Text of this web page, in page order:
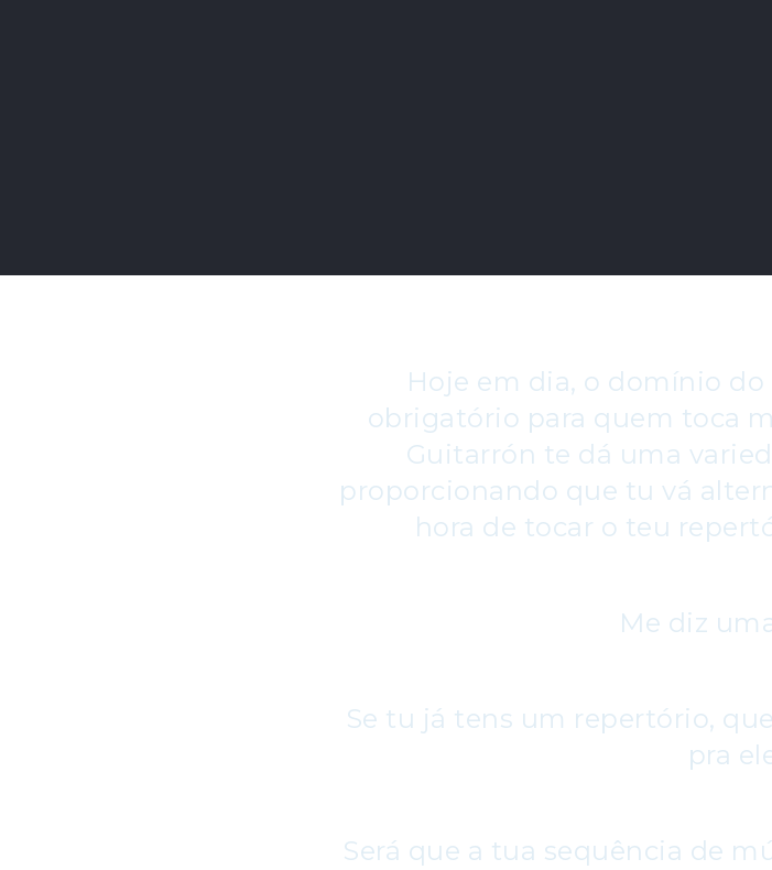
Hoje em dia, o domínio
obrigatório para quem toca
Guitarrón te dá uma
proporcionando que tu vá
hora de tocar o teu
Me diz
Se tu já tens um repertório,
pra
Será que a tua sequência de